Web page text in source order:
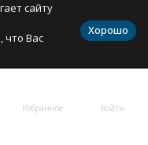
Избранное Войти
сайта
сайту
что Вас
Хорошо